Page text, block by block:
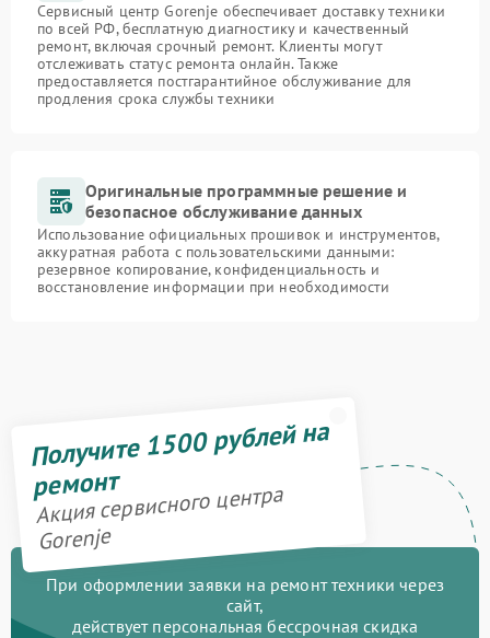
Сервисный центр Gorenje обеспечивает доставку техники
по всей РФ, бесплатную диагностику и качественный
ремонт, включая срочный ремонт. Клиенты могут
отслеживать статус ремонта онлайн. Также
предоставляется постгарантийное обслуживание для
продления срока службы техники
Оригинальные программные решение и
безопасное обслуживание данных
Использование официальных прошивок и инструментов,
аккуратная работа с пользовательскими данными:
резервное копирование, конфиденциальность и
восстановление информации при необходимости
Получите 1500 рублей на
ремонт
Акция сервисного центра
Gorenje
При оформлении заявки на ремонт техники через
сайт,
действует персональная бессрочная скидка